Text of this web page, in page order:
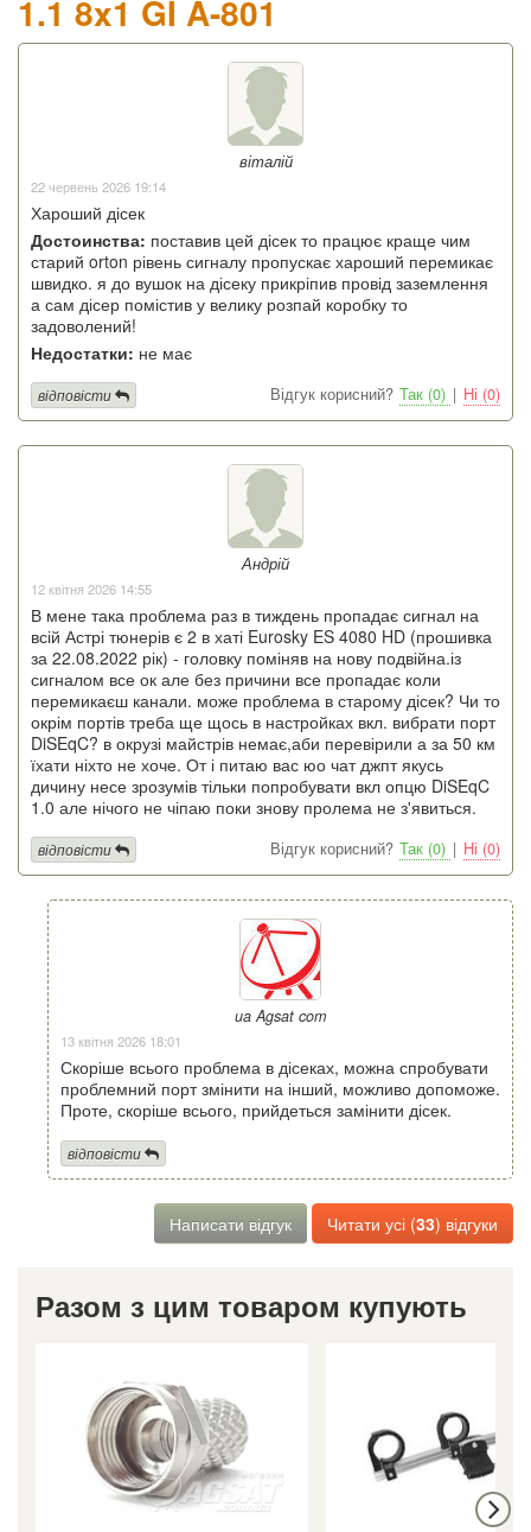
1.1 8x1 GI A-801
віталій
22 червень 2026 19:14
Хароший дісек
Достоинства: поставив цей дісек то працює краще чим
старий orton рівень сигналу пропускає хароший перемикає
швидко. я до вушок на дісеку прикріпив провід заземлення
а сам дісер помістив у велику розпай коробку то
задоволений!
Недостатки: не має
Відгук корисний? Так (0) | Ні (0)
відповісти
Андрій
12 квітня 2026 14:55
В мене така проблема раз в тиждень пропадає сигнал на
всій Астрі тюнерів є 2 в хаті Eurosky ES 4080 HD (прошивка
за 22.08.2022 рік) - головку поміняв на нову подвійна.із
сигналом все ок але без причини все пропадає коли
перемикаєш канали. може проблема в старому дісек? Чи то
окрім портів треба ще щось в настройках вкл. вибрати порт
DiSEqC? в окрузі майстрів немає,аби перевірили а за 50 км
їхати ніхто не хоче. От і питаю вас юо чат джпт якусь
дичину несе зрозумів тільки попробувати вкл опцю DiSEqC
1.0 але нічого не чіпаю поки знову пролема не з'явиться.
Відгук корисний? Так (0) | Ні (0)
відповісти
ua Agsat com
13 квітня 2026 18:01
Скоріше всього проблема в дісеках, можна спробувати
проблемний порт змінити на інший, можливо допоможе.
Проте, скоріше всього, прийдеться замінити дісек.
відповісти
Написати відгук Читати усі (33) відгуки
Разом з цим товаром купують